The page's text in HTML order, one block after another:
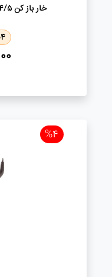
خار باز كن 4/5 اینچ وی تولز مدل VT2150
4
%4